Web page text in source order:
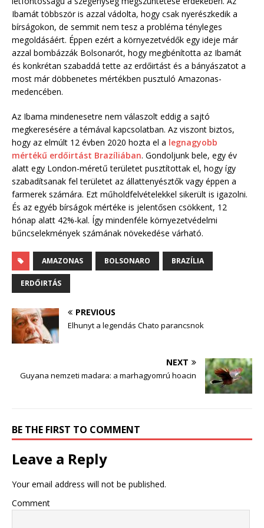
Ibamát többször is azzal vádolta, hogy csak nyerészkedik a
bírságokon, de semmit nem tesz a probléma tényleges
megoldásáért. Éppen ezért a környezetvédők egy ideje már
azzal bombázzák Bolsonarót, hogy megbénította az Ibamát
és konkrétan szabaddá tette az erdőirtást és a bányászatot a
most már döbbenetes mértékben pusztuló Amazonas-
medencében.
Az Ibama mindenesetre nem válaszolt eddig a sajtó
megkeresésére a témával kapcsolatban. Az viszont biztos,
hogy az elmúlt 12 évben 2020 hozta el a legnagyobb
mértékű erdőirtást Brazíliában. Gondoljunk bele, egy év
alatt egy London-méretű területet pusztítottak el, hogy így
szabadítsanak fel területet az állattenyésztők vagy éppen a
farmerek számára. Ezt műholdfelvételekkel sikerült is igazolni.
És az egyéb bírságok mértéke is jelentősen csökkent, 12
hónap alatt 42%-kal. Így mindenféle környezetvédelmi
bűncselekmények számának növekedése várható.
AMAZONAS BOLSONARO BRAZÍLIA
ERDŐIRTÁS
PREVIOUS
Elhunyt a legendás Chato parancsnok
NEXT
Guyana nemzeti madara: a marhagyomrú hoacin
BE THE FIRST TO COMMENT
Leave a Reply
Your email address will not be published.
Comment